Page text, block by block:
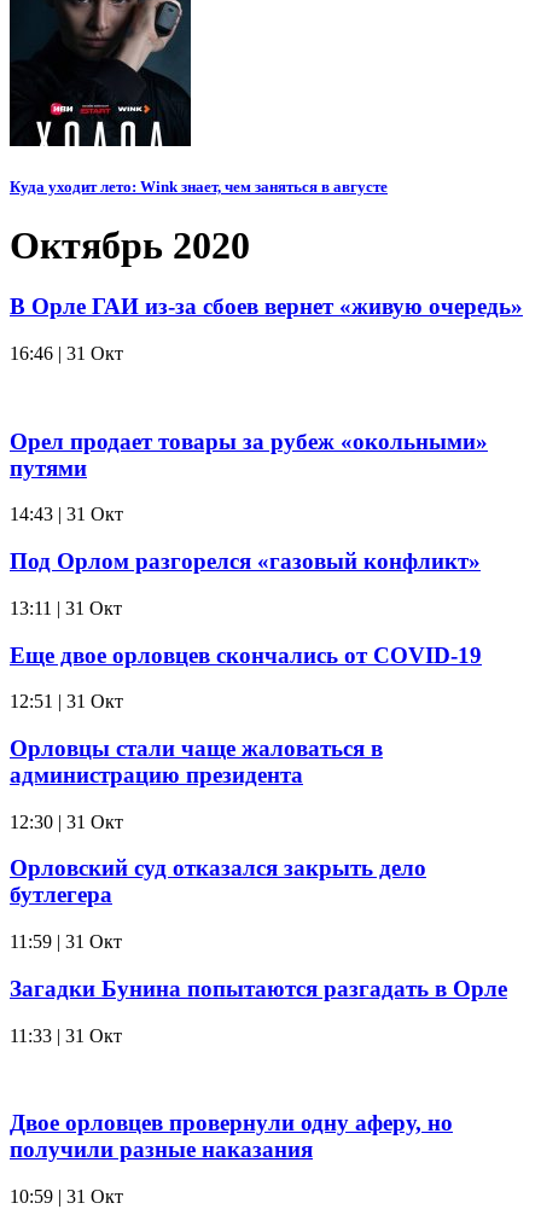
Куда уходит лето: Wink знает, чем заняться в августе
Октябрь 2020
В Орле ГАИ из-за сбоев вернет «живую очередь»
16:46 | 31 Окт
Орел продает товары за рубеж «окольными»
путями
14:43 | 31 Окт
Под Орлом разгорелся «газовый конфликт»
13:11 | 31 Окт
Еще двое орловцев скончались от COVID-19
12:51 | 31 Окт
Орловцы стали чаще жаловаться в
администрацию президента
12:30 | 31 Окт
Орловский суд отказался закрыть дело
бутлегера
11:59 | 31 Окт
Загадки Бунина попытаются разгадать в Орле
11:33 | 31 Окт
Двое орловцев провернули одну аферу, но
получили разные наказания
10:59 | 31 Окт